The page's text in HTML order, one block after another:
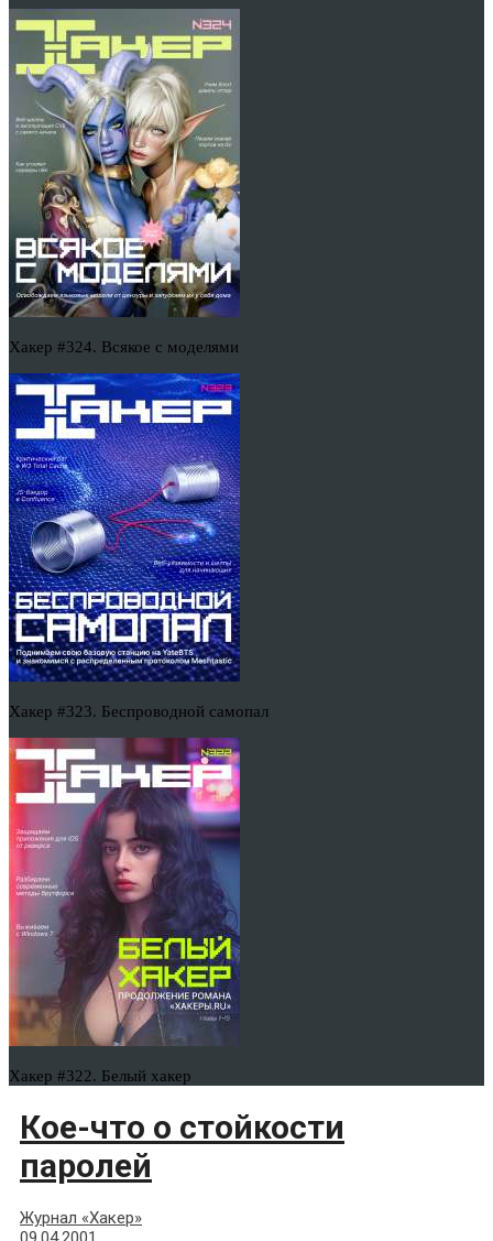
Хакер #324. Всякое с моделями
Хакер #323. Беспроводной самопал
Хакер #322. Белый хакер
Кое-что о стойкости
паролей
Журнал «Хакер»